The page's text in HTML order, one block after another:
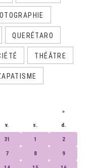
QUERÉTARO
THÉÂTRE
»
v. s. d.
31 1 2
7 8 9